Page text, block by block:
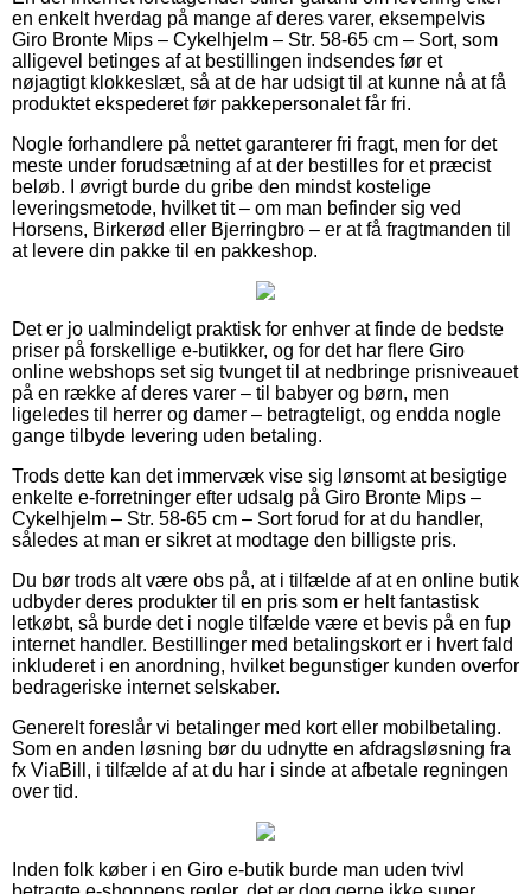
en enkelt hverdag på mange af deres varer, eksempelvis
Giro Bronte Mips – Cykelhjelm – Str. 58-65 cm – Sort, som
alligevel betinges af at bestillingen indsendes før et
nøjagtigt klokkeslæt, så at de har udsigt til at kunne nå at få
produktet ekspederet før pakkepersonalet får fri.
Nogle forhandlere på nettet garanterer fri fragt, men for det
meste under forudsætning af at der bestilles for et præcist
beløb. I øvrigt burde du gribe den mindst kostelige
leveringsmetode, hvilket tit – om man befinder sig ved
Horsens, Birkerød eller Bjerringbro – er at få fragtmanden til
at levere din pakke til en pakkeshop.
Det er jo ualmindeligt praktisk for enhver at finde de bedste
priser på forskellige e-butikker, og for det har flere Giro
online webshops set sig tvunget til at nedbringe prisniveauet
på en række af deres varer – til babyer og børn, men
ligeledes til herrer og damer – betragteligt, og endda nogle
gange tilbyde levering uden betaling.
Trods dette kan det immervæk vise sig lønsomt at besigtige
enkelte e-forretninger efter udsalg på Giro Bronte Mips –
Cykelhjelm – Str. 58-65 cm – Sort forud for at du handler,
således at man er sikret at modtage den billigste pris.
Du bør trods alt være obs på, at i tilfælde af at en online butik
udbyder deres produkter til en pris som er helt fantastisk
letkøbt, så burde det i nogle tilfælde være et bevis på en fup
internet handler. Bestillinger med betalingskort er i hvert fald
inkluderet i en anordning, hvilket begunstiger kunden overfor
bedrageriske internet selskaber.
Generelt foreslår vi betalinger med kort eller mobilbetaling.
Som en anden løsning bør du udnytte en afdragsløsning fra
fx ViaBill, i tilfælde af at du har i sinde at afbetale regningen
over tid.
Inden folk køber i en Giro e-butik burde man uden tvivl